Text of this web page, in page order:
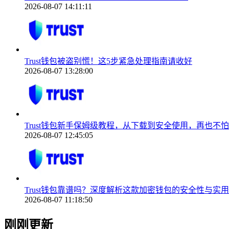
2026-08-07 14:11:11
Trust钱包被盗别慌！这5步紧急处理指南请收好
2026-08-07 13:28:00
Trust钱包新手保姆级教程，从下载到安全使用，再也不
2026-08-07 12:45:05
Trust钱包靠谱吗？深度解析这款加密钱包的安全性与实
2026-08-07 11:18:50
刚刚更新